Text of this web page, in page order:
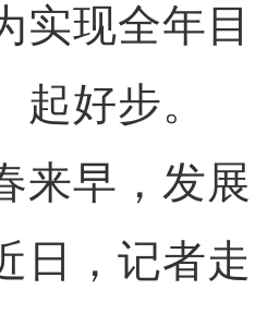
实现全年目
起好步。
早，发展
日，记者走